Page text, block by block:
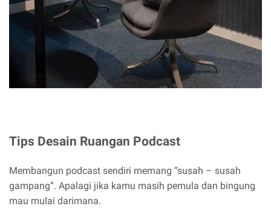
Tips Desain Ruangan Podcast
Membangun podcast sendiri memang “susah – susah
gampang”. Apalagi jika kamu masih pemula dan bingung
mau mulai darimana.